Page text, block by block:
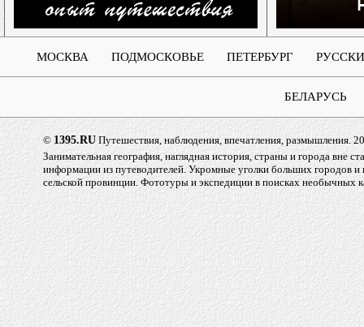
МОСКВА ПОДМОСКОВЬЕ ПЕТЕРБУРГ
БЕЛАРУСЬ
© 1395.RU Путешествия, наблюдения, впечатления, размышления.
Занимательная география, наглядная история, страны и города вне
информации из путеводителей. Укромные уголки больших городов
сельской провинции. Фототуры и экспедиции в поисках необычных